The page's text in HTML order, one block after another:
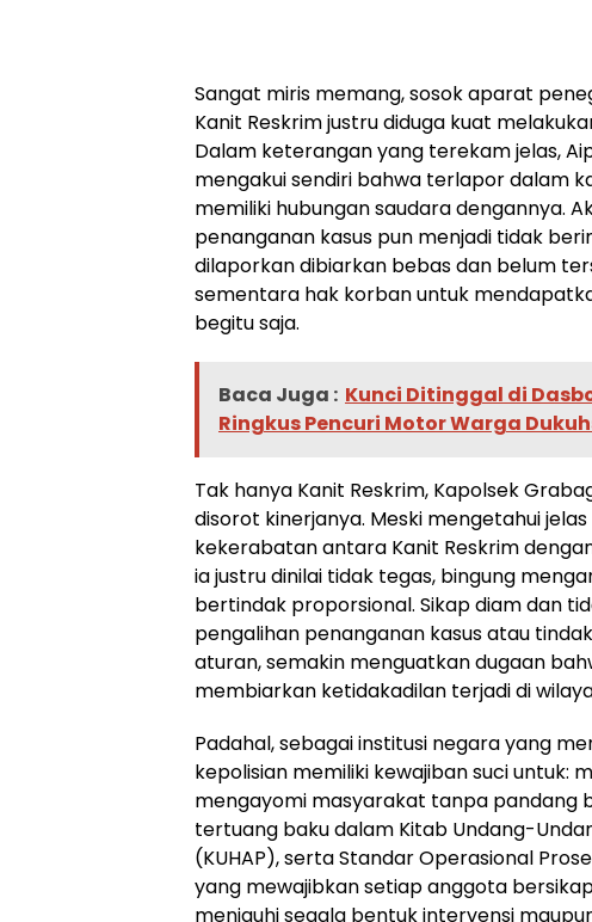
Sangat miris memang, sosok aparat
Kanit Reskrim justru diduga kuat
Dalam keterangan yang terekam jelas,
mengakui sendiri bahwa terlapor dalam
memiliki hubungan saudara dengannya.
penanganan kasus pun menjadi tidak
dilaporkan dibiarkan bebas dan belum
sementara hak korban untuk
begitu saja.
Baca Juga : Kunci Ditinggal di
Ringkus Pencuri Motor Warga
Tak hanya Kanit Reskrim, Kapolsek
disorot kinerjanya. Meski mengetahui
kekerabatan antara Kanit Reskrim
ia justru dinilai tidak tegas, bingung
bertindak proporsional. Sikap diam dan
pengalihan penanganan kasus atau
aturan, semakin menguatkan dugaan
membiarkan ketidakadilan terjadi di
Padahal, sebagai institusi negara yang
kepolisian memiliki kewajiban suci untuk:
mengayomi masyarakat tanpa pandang
tertuang baku dalam Kitab Undang-
(KUHAP), serta Standar Operasional
yang mewajibkan setiap anggota
menjauhi segala bentuk intervensi